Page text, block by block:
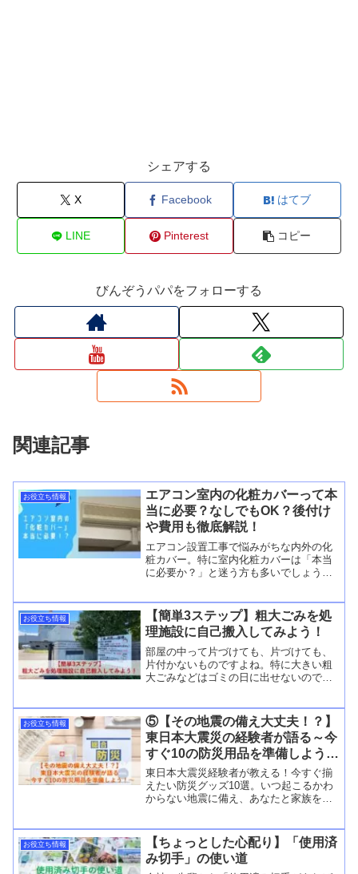
シェアする
X Facebook はてブ
LINE Pinterest コピー
びんぞうパパをフォローする
関連記事
お役立ち情報
エアコン室内の化粧カバーって本
当に必要？なしでもOK？後付け
や費用も徹底解説！
エアコン設置工事で悩みがちな内外の化
粧カバー。特に室内化粧カバーは「本当
に必要か？」と迷う方も多いでしょう。
お役立ち情報
【簡単3ステップ】粗大ごみを処
理施設に自己搬入してみよう！
部屋の中って片づけても、片づけても、
片付かないものですよね。特に大きい粗
大ごみなどはゴミの日に出せないので大
お伝えします！処理施設に持って行く前
にやること！まだ使える物ReedMore...
お役立ち情報
⑤【その地震の備え大丈夫！？】
東日本大震災の経験者が語る～今
すぐ10の防災用品を準備しよう！
～
東日本大震災経験者が教える！今すぐ揃
えたい防災グッズ10選。いつ起こるかわ
からない地震に備え、あなたと家族を守
お役立ち情報
【ちょっとした心配り】「使用済
み切手」の使い道